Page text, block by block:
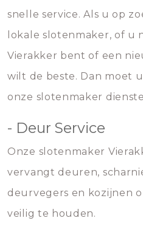
snelle service. Als u op
lokale slotenmaker, of u
Vierakker bent of een
wilt de beste. Dan moet
onze slotenmaker
- Deur Service
Onze slotenmaker
vervangt deuren,
deurvegers en kozijnen
veilig te houden.